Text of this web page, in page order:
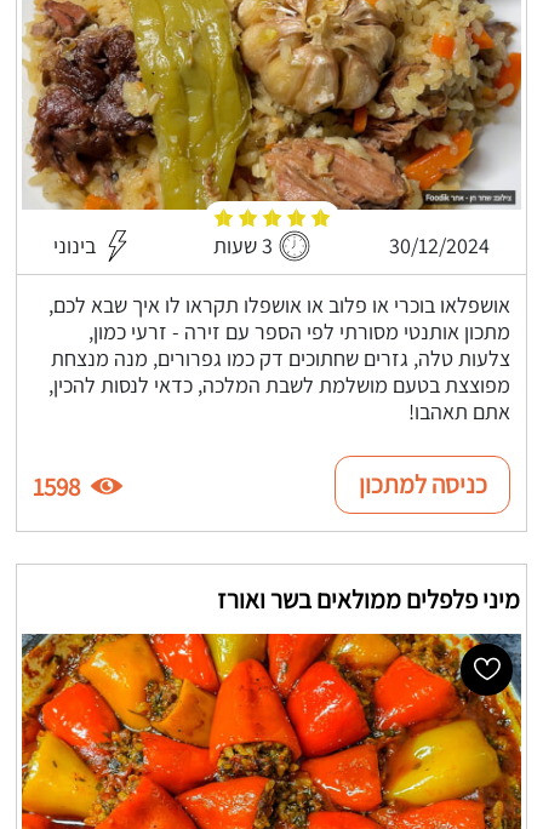
30/12/2024 3 שעות בינוני
אושפלאו בוכרי או פלוב או אושפלו תקראו לו איך שבא לכם,
מתכון אותנטי מסורתי לפי הספר עם זירה - זרעי כמון,
צלעות טלה, גזרים שחתוכים דק כמו גפרורים, מנה מנצחת
מפוצצת בטעם מושלמת לשבת המלכה, כדאי לנסות להכין,
אתם תאהבו!
כניסה למתכון 1598
מיני פלפלים ממולאים בשר ואורז